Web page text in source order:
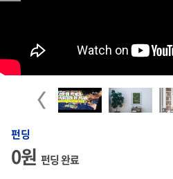
Previous
펀딩
0원 펀딩 완료